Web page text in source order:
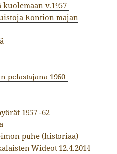
v.1957
Kontion majan
pelastajana 1960
1957 -62
puhe (historiaa)
Wideot 12.4.2014